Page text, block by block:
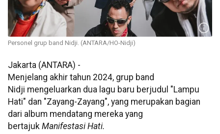
Personel grup band Nidji. (ANTARA/HO-Nidji)
Jakarta (ANTARA) -
Menjelang akhir tahun 2024, grup band
Nidji mengeluarkan dua lagu baru berjudul "Lampu
Hati" dan "Zayang-Zayang", yang merupakan bagian
dari album mendatang mereka yang
bertajuk Manifestasi Hati.